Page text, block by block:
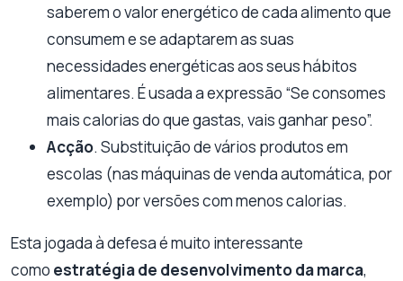
saberem o valor energético de cada alimento que
consumem e se adaptarem as suas
necessidades energéticas aos seus hábitos
alimentares. É usada a expressão “Se consomes
mais calorias do que gastas, vais ganhar peso”.
Acção. Substituição de vários produtos em
escolas (nas máquinas de venda automática, por
exemplo) por versões com menos calorias.
Esta jogada à defesa é muito interessante
como estratégia de desenvolvimento da marca,